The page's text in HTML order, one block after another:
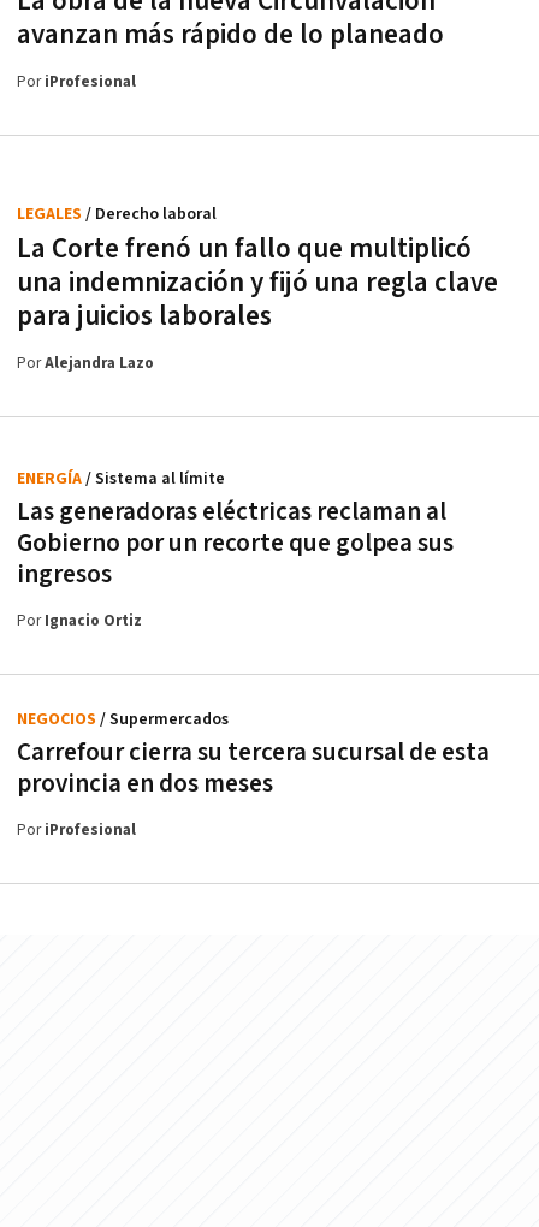
avanzan más rápido de lo planeado
PoriProfesional
La Corte frenó un fallo que multiplicó
una indemnización y fijó una regla clave
para juicios laborales
LEGALES / Derecho laboral
PorAlejandra Lazo
Las generadoras eléctricas reclaman al
Gobierno por un recorte que golpea sus
ingresos
ENERGÍA/ Sistema al límite
PorIgnacio Ortiz
Carrefour cierra su tercera sucursal de esta
provincia en dos meses
NEGOCIOS / Supermercados
PoriProfesional